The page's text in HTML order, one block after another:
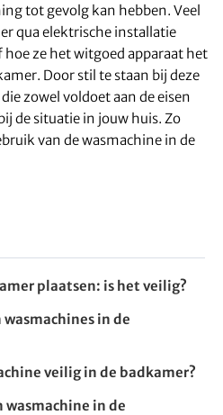
tot gevolg kan hebben. Veel
qua elektrische installatie
ze het witgoed apparaat het
Door stil te staan bij deze
zowel voldoet aan de eisen
de situatie in jouw huis. Zo
van de wasmachine in de
plaatsen: is het veilig?
in de
veilig in de badkamer?
wasmachine in de